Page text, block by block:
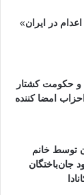
در ایران»
و حکومت کشتار
امضا کننده
توسط خانم
جان‌باختگان